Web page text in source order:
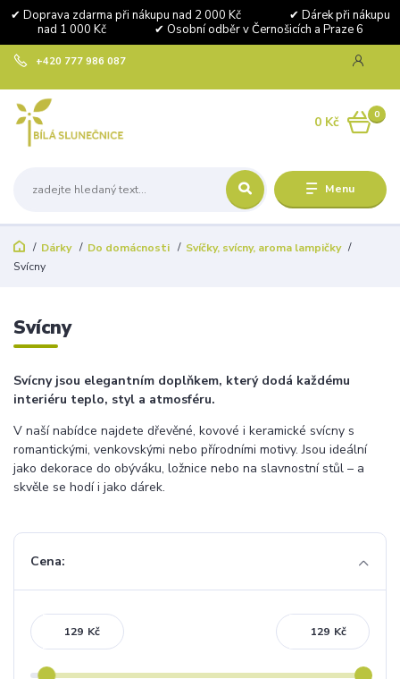
✔ Doprava zdarma při nákupu nad 2 000 Kč ✔ Dárek při nákupu
nad 1 000 Kč ✔ Osobní odběr v Černošicích a Praze 6
Menu
+420 777 986 087
0
0 Kč
Dárky Do domácnosti
Svíčky, svícny, aroma lampičky
Svícny
Svícny
Svícny jsou elegantním doplňkem, který dodá každému
interiéru teplo, styl a atmosféru.
V naší nabídce najdete dřevěné, kovové i keramické svícny s
romantickými, venkovskými nebo přírodními motivy. Jsou ideální
jako dekorace do obýváku, ložnice nebo na slavnostní stůl – a
skvěle se hodí i jako dárek.
Cena:
Kč Kč